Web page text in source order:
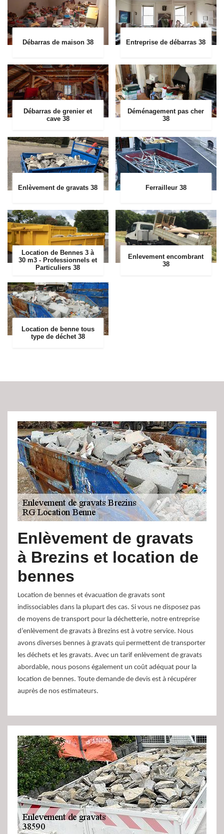
Débarras de maison 38 Entreprise de débarras 38
Débarras de grenier et
cave 38
Déménagement pas cher
38
Enlèvement de gravats 38 Ferrailleur 38
Location de Bennes 3 à
30 m3 - Professionnels et
Particuliers 38
Enlevement encombrant
38
Location de benne tous
type de déchet 38
Enlèvement de gravats
à Brezins et location de
bennes
Location de bennes et évacuation de gravats sont
indissociables dans la plupart des cas. Si vous ne disposez pas
de moyens de transport pour la déchetterie, notre entreprise
d’enlèvement de gravats à Brezins est à votre service. Nous
avons diverses bennes à gravats qui permettent de transporter
les déchets et les gravats. Avec un tarif enlèvement de gravats
abordable, nous posons également un coût adéquat pour la
location de bennes. Toute demande de devis est à récupérer
auprès de nos estimateurs.